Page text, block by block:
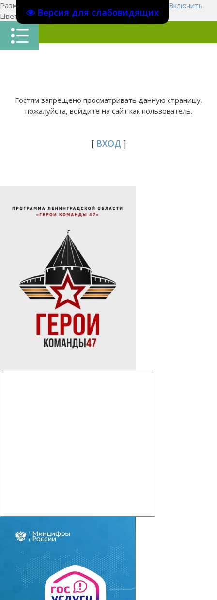
Версия для слабовидящих
Размер шрифта:
Включить
Цвет сайтаЦ Ц Ц Х
Гостям запрещено просматривать данную страницу,
пожалуйста, войдите на сайт как пользователь.
[ ВХОД ]